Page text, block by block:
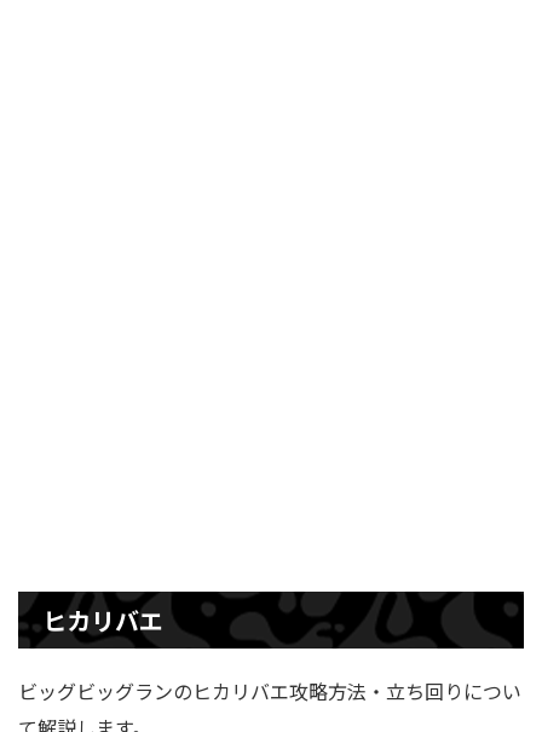
ヒカリバエ
ビッグビッグランのヒカリバエ攻略方法・立ち回りについ